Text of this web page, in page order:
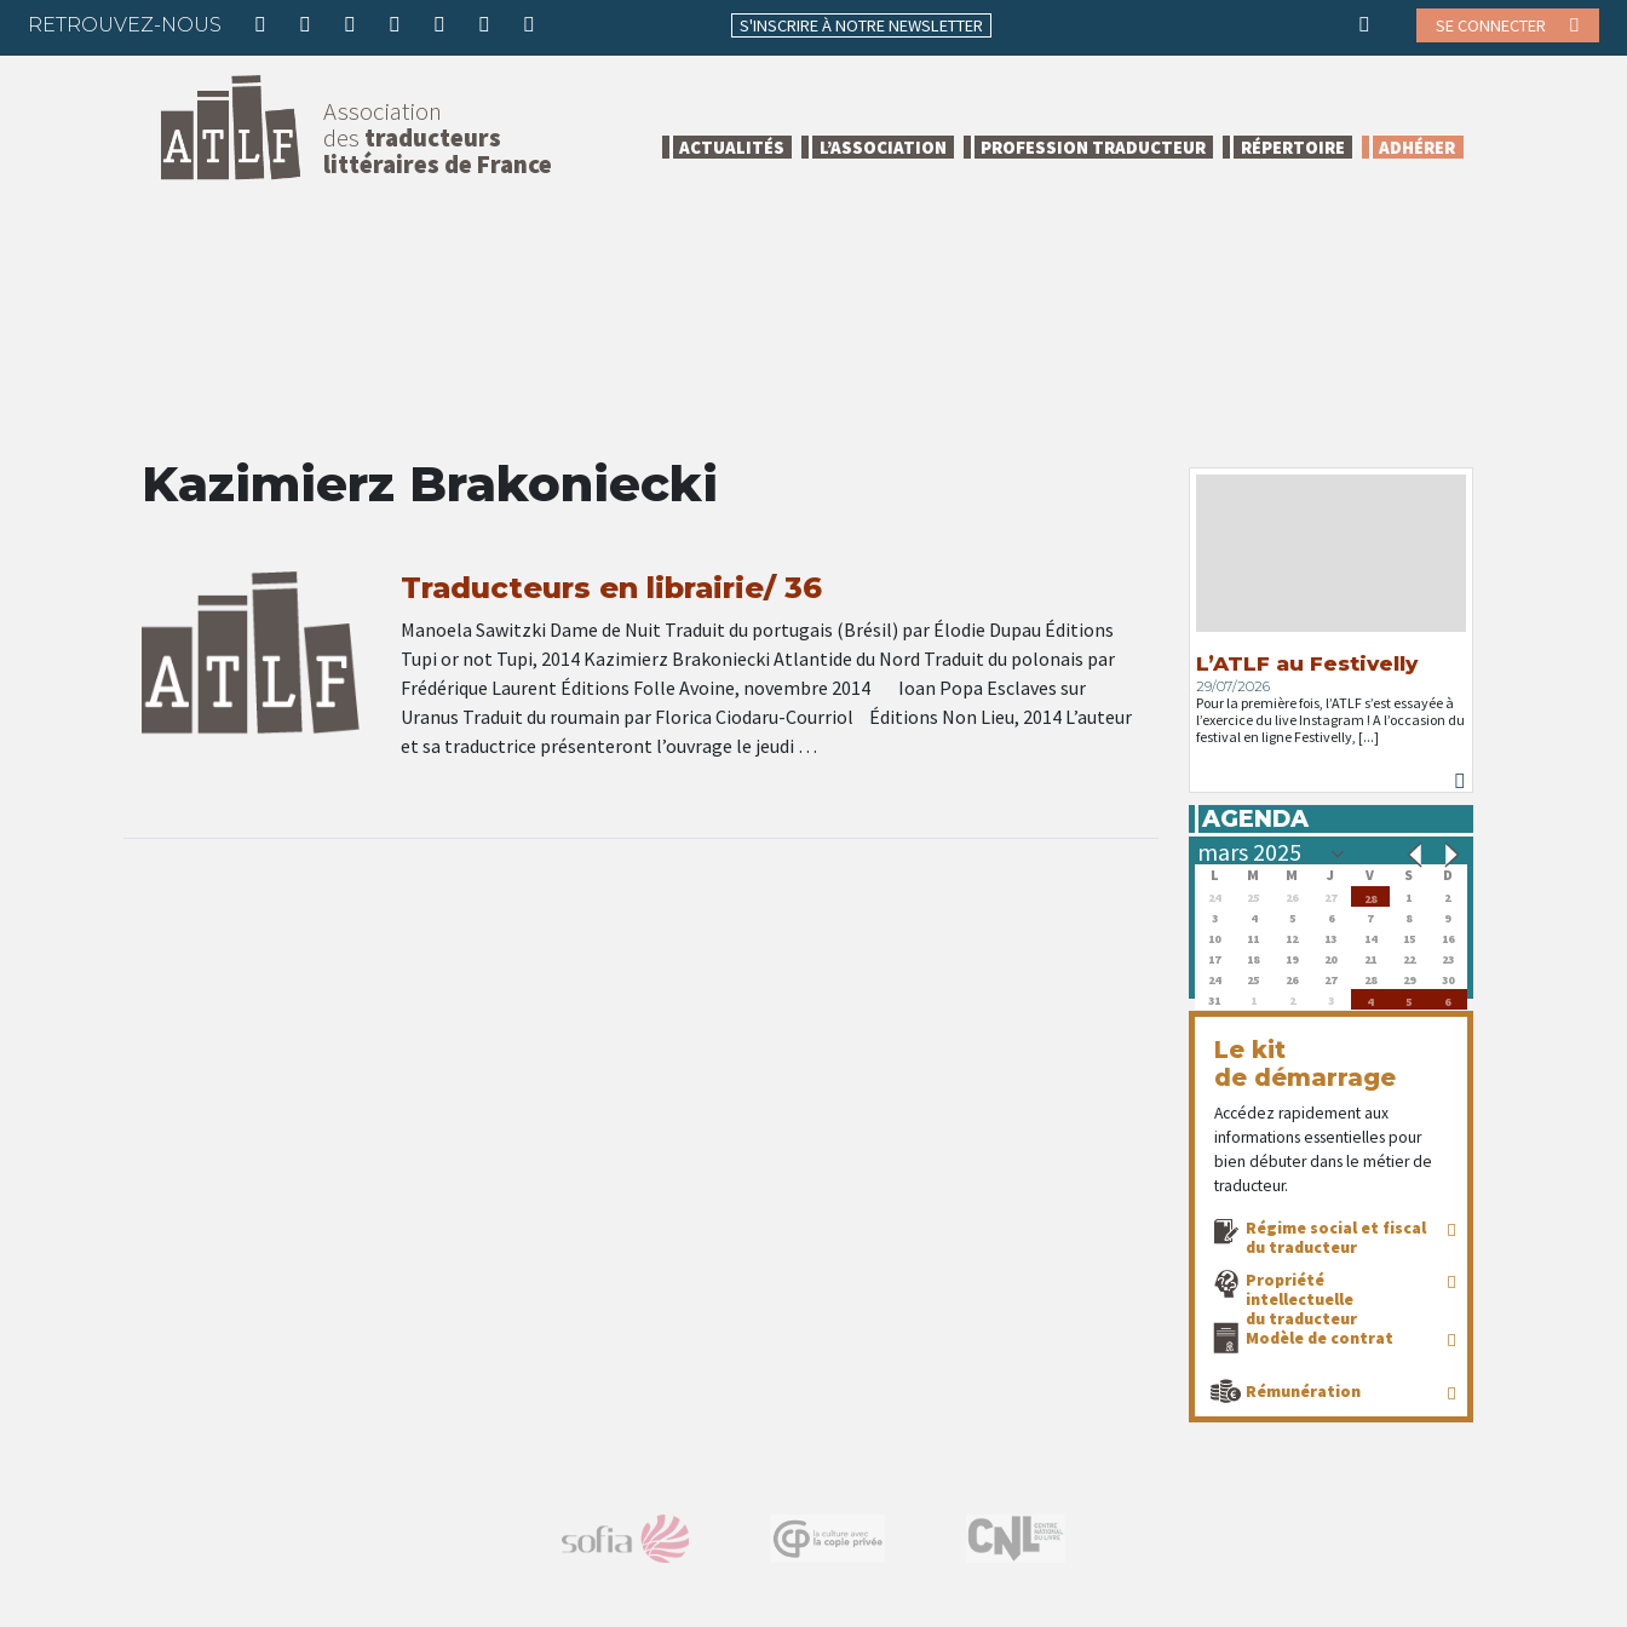
RETROUVEZ-NOUS S'INSCRIRE À NOTRE NEWSLETTER SE CONNECTER
Association
des traducteurs
littéraires de France
ACTUALITÉS L’ASSOCIATION PROFESSION TRADUCTEUR RÉPERTOIRE ADHÉRER
Kazimierz Brakoniecki
Traducteurs en librairie/ 36
Manoela Sawitzki Dame de Nuit Traduit du portugais (Brésil) par Élodie Dupau Éditions
Tupi or not Tupi, 2014 Kazimierz Brakoniecki Atlantide du Nord Traduit du polonais par
Frédérique Laurent Éditions Folle Avoine, novembre 2014 Ioan Popa Esclaves sur
Uranus Traduit du roumain par Florica Ciodaru-Courriol Éditions Non Lieu, 2014 L’auteur
et sa traductrice présenteront l’ouvrage le jeudi …
L’ATLF au Festivelly
29/07/2026
Pour la première fois, l’ATLF s’est essayée à
l’exercice du live Instagram ! A l’occasion du
festival en ligne Festivelly, [...]
AGENDA
L M M J V S D
24 25 26 27 28 1
2
3
4 5 6 7 8
9
10
11 12 13 14 15
16
17
18 19 20 21 22
23
24
25 26 27 28 29
30
31
1 2 3 4 5 6
Le kit
de démarrage
Accédez rapidement aux
informations essentielles pour
bien débuter dans le métier de
traducteur.
Régime social et fiscal
du traducteur
Propriété
intellectuelle
du traducteur
Modèle de contrat
Rémunération